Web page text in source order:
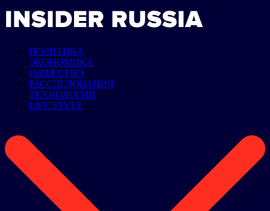
ПОЛИТИКА
ЭКОНОМИКА
ОБЩЕСТВО
РАССЛЕДОВАНИЯ
ТЕХНОЛОГИИ
LIFE STYLE